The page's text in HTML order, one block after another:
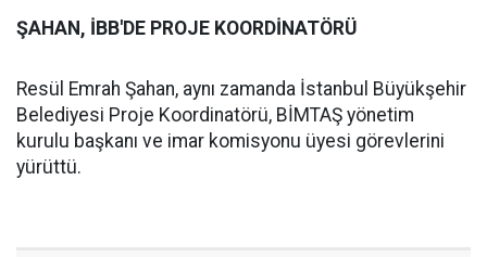
ŞAHAN, İBB'DE PROJE KOORDİNATÖRÜ
Resül Emrah Şahan, aynı zamanda İstanbul Büyükşehir
Belediyesi Proje Koordinatörü, BİMTAŞ yönetim
kurulu başkanı ve imar komisyonu üyesi görevlerini
yürüttü.